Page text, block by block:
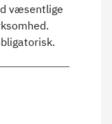
væsentlige